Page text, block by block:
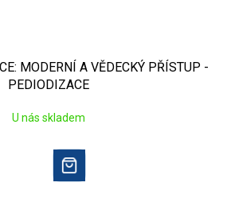
MODERNÍ A VĚDECKÝ PŘÍSTUP -
PEDIODIZACE
U nás skladem